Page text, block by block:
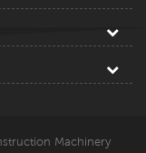
Machinery